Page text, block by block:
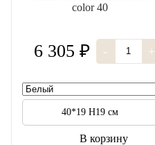
color 40
6 305 ₽ - +
40*19 H19 см
В корзину